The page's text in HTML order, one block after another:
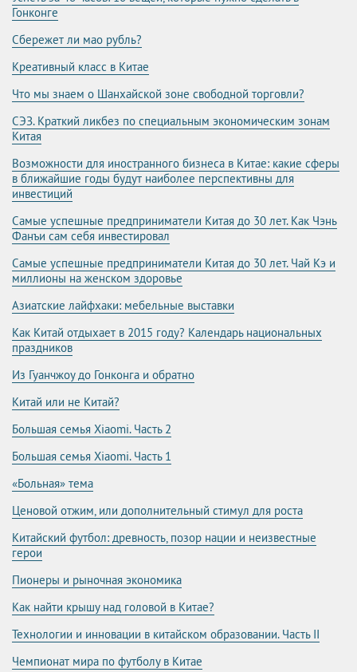
Гонконге
Сбережет ли мао рубль?
Креативный класс в Китае
Что мы знаем о Шанхайской зоне свободной торговли?
СЭЗ. Краткий ликбез по специальным экономическим зонам
Китая
Возможности для иностранного бизнеса в Китае: какие сферы
в ближайшие годы будут наиболее перспективны для
инвестиций
Самые успешные предприниматели Китая до 30 лет. Как Чэнь
Фанъи сам себя инвестировал
Самые успешные предприниматели Китая до 30 лет. Чай Кэ и
миллионы на женском здоровье
Азиатские лайфхаки: мебельные выставки
Как Китай отдыхает в 2015 году? Календарь национальных
праздников
Из Гуанчжоу до Гонконга и обратно
Китай или не Китай?
Большая семья Xiaomi. Часть 2
Большая семья Xiaomi. Часть 1
«Больная» тема
Ценовой отжим, или дополнительный стимул для роста
Китайский футбол: древность, позор нации и неизвестные
герои
Пионеры и рыночная экономика
Как найти крышу над головой в Китае?
Технологии и инновации в китайском образовании. Часть II
Чемпионат мира по футболу в Китае